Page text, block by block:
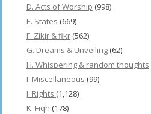
D. Acts of Worship (998)
E. States (669)
F. Zikir & fikr (562)
G. Dreams & Unveiling (62)
H. Whispering & random thoughts
I. Miscellaneous (99)
J. Rights (1,128)
K. Fiqh (178)